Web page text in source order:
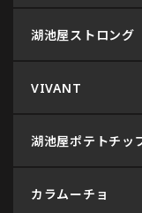
湖池屋ストロング
VIVANT
湖池屋ポテトチッ
カラムーチョ